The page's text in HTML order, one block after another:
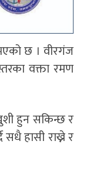
छ । वीरगंज
वक्ता रमण
हुन सकिन्छ र
हासी राख्ने र